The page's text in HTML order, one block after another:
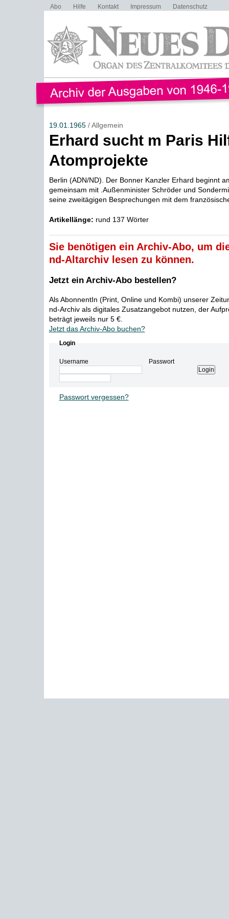
Abo Hilfe Kontakt Impressum Datenschutz
19.01.1965/ Allgemein
Erhard sucht m Paris
Atomprojekte
Berlin (ADN/ND). Der Bonner Kanzler Erhard beginnt
gemeinsam mit .Außenminister Schröder und
seine zweitägigen Besprechungen mit dem
Artikellänge: rund 137 Wörter
Sie benötigen ein Archiv-Abo, um
nd-Altarchiv lesen zu können.
Jetzt ein Archiv-Abo bestellen?
Als AbonnentIn (Print, Online und Kombi) unserer
nd-Archiv als digitales Zusatzangebot nutzen, der
beträgt jeweils nur 5 €.
Jetzt das Archiv-Abo buchen?
Login
Username Passwort
Passwort vergessen?